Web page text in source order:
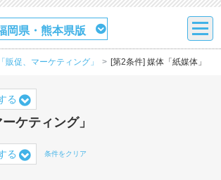
岡県・熊本県版
販促、マーケティング」 [第2条件] 媒体「紙媒体」
ーケティング」
る
る 条件をクリア